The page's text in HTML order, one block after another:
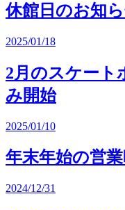
休館日のお知
2025/01/18
2月のスケート
み開始
2025/01/10
年末年始の営
2024/12/31